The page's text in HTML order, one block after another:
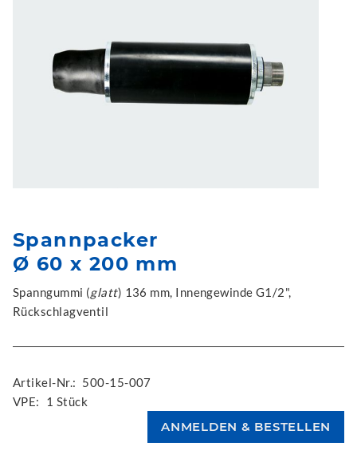
Spannpacker
Ø 60 x 200 mm
Spanngummi (glatt) 136 mm, Innengewinde G1/2",
Rückschlagventil
Artikel-Nr.: 500-15-007
VPE:
1 Stück